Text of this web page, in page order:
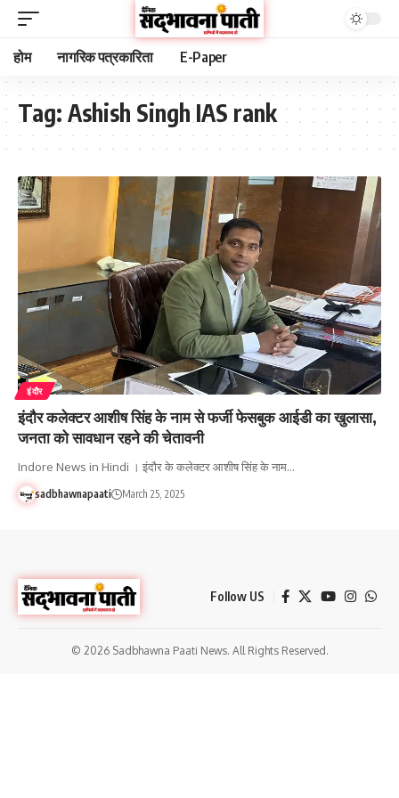
होम नागरिक पत्रकारिता E-Paper
Tag: Ashish Singh IAS rank
इंदौर
इंदौर कलेक्टर आशीष सिंह के नाम से फर्जी फेसबुक आईडी का खुलासा,
जनता को सावधान रहने की चेतावनी
Indore News in Hindi । इंदौर के कलेक्टर आशीष सिंह के नाम…
sadbhawnapaati March 25, 2025
Follow US
© 2026 Sadbhawna Paati News. All Rights Reserved.